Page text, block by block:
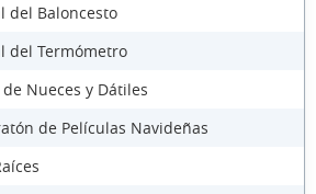
del Baloncesto
del Termómetro
Nueces y Dátiles
de Películas Navideñas